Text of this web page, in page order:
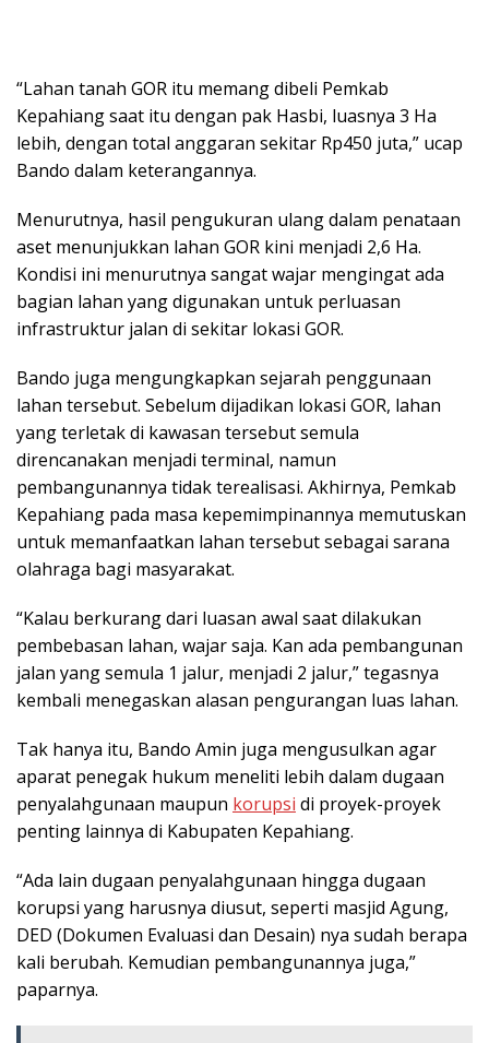
“Lahan tanah GOR itu memang dibeli Pemkab
Kepahiang saat itu dengan pak Hasbi, luasnya 3 Ha
lebih, dengan total anggaran sekitar Rp450 juta,” ucap
Bando dalam keterangannya.
Menurutnya, hasil pengukuran ulang dalam penataan
aset menunjukkan lahan GOR kini menjadi 2,6 Ha.
Kondisi ini menurutnya sangat wajar mengingat ada
bagian lahan yang digunakan untuk perluasan
infrastruktur jalan di sekitar lokasi GOR.
Bando juga mengungkapkan sejarah penggunaan
lahan tersebut. Sebelum dijadikan lokasi GOR, lahan
yang terletak di kawasan tersebut semula
direncanakan menjadi terminal, namun
pembangunannya tidak terealisasi. Akhirnya, Pemkab
Kepahiang pada masa kepemimpinannya memutuskan
untuk memanfaatkan lahan tersebut sebagai sarana
olahraga bagi masyarakat.
“Kalau berkurang dari luasan awal saat dilakukan
pembebasan lahan, wajar saja. Kan ada pembangunan
jalan yang semula 1 jalur, menjadi 2 jalur,” tegasnya
kembali menegaskan alasan pengurangan luas lahan.
Tak hanya itu, Bando Amin juga mengusulkan agar
aparat penegak hukum meneliti lebih dalam dugaan
penyalahgunaan maupun korupsi di proyek-proyek
penting lainnya di Kabupaten Kepahiang.
“Ada lain dugaan penyalahgunaan hingga dugaan
korupsi yang harusnya diusut, seperti masjid Agung,
DED (Dokumen Evaluasi dan Desain) nya sudah berapa
kali berubah. Kemudian pembangunannya juga,”
paparnya.